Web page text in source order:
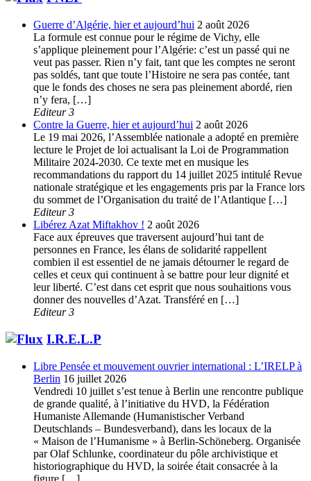
Guerre d’Algérie, hier et aujourd’hui 2 août 2026
La formule est connue pour le régime de Vichy, elle
s’applique pleinement pour l’Algérie: c’est un passé qui ne
veut pas passer. Rien n’y fait, tant que les comptes ne seront
pas soldés, tant que toute l’Histoire ne sera pas contée, tant
que le fonds des choses ne sera pas pleinement abordé, rien
n’y fera, […]
Editeur 3
Contre la Guerre, hier et aujourd’hui 2 août 2026
Le 19 mai 2026, l’Assemblée nationale a adopté en première
lecture le Projet de loi actualisant la Loi de Programmation
Militaire 2024-2030. Ce texte met en musique les
recommandations du rapport du 14 juillet 2025 intitulé Revue
nationale stratégique et les engagements pris par la France lors
du sommet de l’Organisation du traité de l’Atlantique […]
Editeur 3
Libérez Azat Miftakhov ! 2 août 2026
Face aux épreuves que traversent aujourd’hui tant de
personnes en France, les élans de solidarité rappellent
combien il est essentiel de ne jamais détourner le regard de
celles et ceux qui continuent à se battre pour leur dignité et
leur liberté. C’est dans cet esprit que nous souhaitions vous
donner des nouvelles d’Azat. Transféré en […]
Editeur 3
I.R.E.L.P
Libre Pensée et mouvement ouvrier international : L’IRELP à
Berlin 16 juillet 2026
Vendredi 10 juillet s’est tenue à Berlin une rencontre publique
de grande qualité, à l’initiative du HVD, la Fédération
Humaniste Allemande (Humanistischer Verband
Deutschlands – Bundesverband), dans les locaux de la
« Maison de l’Humanisme » à Berlin-Schöneberg. Organisée
par Olaf Schlunke, coordinateur du pôle archivistique et
historiographique du HVD, la soirée était consacrée à la
figure […]